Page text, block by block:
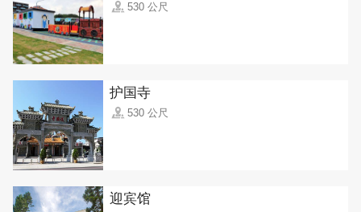
530 公尺
护国寺
530 公尺
迎宾馆